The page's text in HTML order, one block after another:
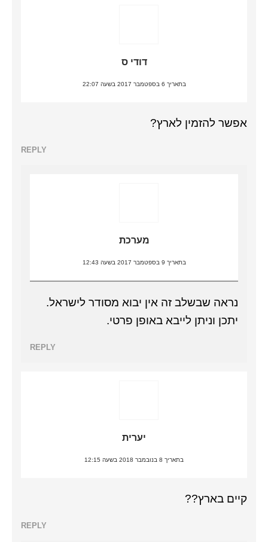
דודי ס
בתאריך 6 בספטמבר 2017 בשעה 22:07
אפשר להזמין לארץ?
REPLY
מערכת
בתאריך 9 בספטמבר 2017 בשעה 12:43
נראה שבשלב זה אין יבוא מסודר לישראל.
יתכן וניתן לייבא באופן פרטי.
REPLY
יערית
בתאריך 8 בנובמבר 2018 בשעה 12:15
קיים בארץ??
REPLY